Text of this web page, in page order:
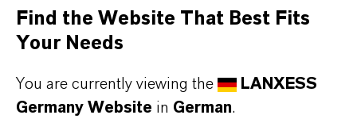
PRODUKTINFORMATIONEN
Find the Website That Best Fits
Your Needs
You are currently viewing the
LANXESS
Germany Website in German.